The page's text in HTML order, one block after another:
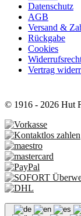
Datenschutz
AGB
Versand &
Rückgabe
Cookies
Vertrag
© 1916 - 2026 Hut